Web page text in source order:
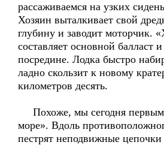
рассаживаемся на узких
Хозяин выталкивает свой
глубину и заводит моторчик.
составляет основной балласт
посредине. Лодка быстро
ладно скользит к новому
километров десять.
Похоже, мы сегодня
море». Вдоль
пестрят неподвижные